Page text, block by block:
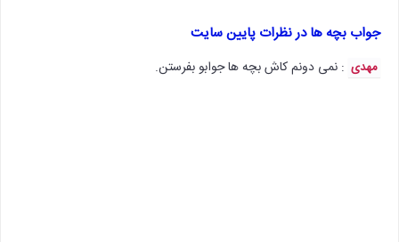
جواب بچه ها در نظرات پایین سایت
مهدی : نمی دونم کاش بچه ها جوابو بفرستن.